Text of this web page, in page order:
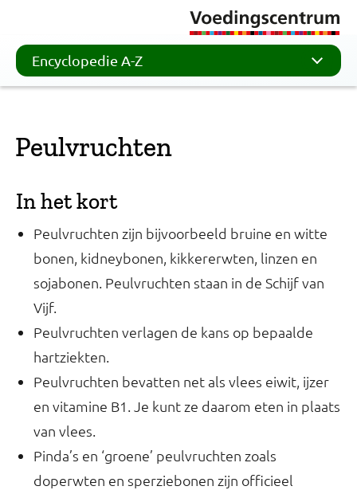
Encyclopedie A-Z
Peulvruchten
In het kort
Peulvruchten zijn bijvoorbeeld bruine en witte
bonen, kidneybonen, kikkererwten, linzen en
sojabonen. Peulvruchten staan in de Schijf van
Vijf.
Peulvruchten verlagen de kans op bepaalde
hartziekten.
Peulvruchten bevatten net als vlees eiwit, ijzer
en vitamine B1. Je kunt ze daarom eten in plaats
van vlees.
Pinda’s en ‘groene’ peulvruchten zoals
doperwten en sperziebonen zijn officieel